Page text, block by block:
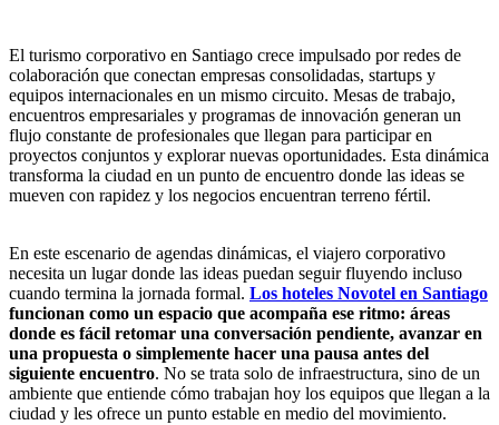
El turismo corporativo en Santiago crece impulsado por redes de
colaboración que conectan empresas consolidadas, startups y
equipos internacionales en un mismo circuito. Mesas de trabajo,
encuentros empresariales y programas de innovación generan un
flujo constante de profesionales que llegan para participar en
proyectos conjuntos y explorar nuevas oportunidades. Esta dinámica
transforma la ciudad en un punto de encuentro donde las ideas se
mueven con rapidez y los negocios encuentran terreno fértil.
En este escenario de agendas dinámicas, el viajero corporativo
necesita un lugar donde las ideas puedan seguir fluyendo incluso
cuando termina la jornada formal. Los hoteles Novotel en Santiago
funcionan como un espacio que acompaña ese ritmo: áreas
donde es fácil retomar una conversación pendiente, avanzar en
una propuesta o simplemente hacer una pausa antes del
siguiente encuentro. No se trata solo de infraestructura, sino de un
ambiente que entiende cómo trabajan hoy los equipos que llegan a la
ciudad y les ofrece un punto estable en medio del movimiento.